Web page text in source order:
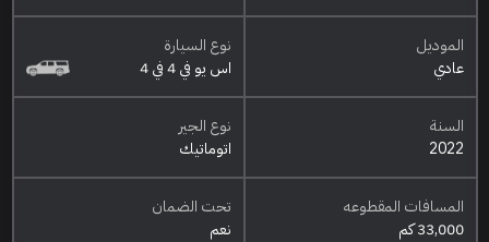
الموديل
عادي
نوع السيارة
اس يو في 4 في 4
السنة
2022
نوع الجير
اتوماتيك
المسافات المقطوعه
33,000 كم
تحت الضمان
نعم